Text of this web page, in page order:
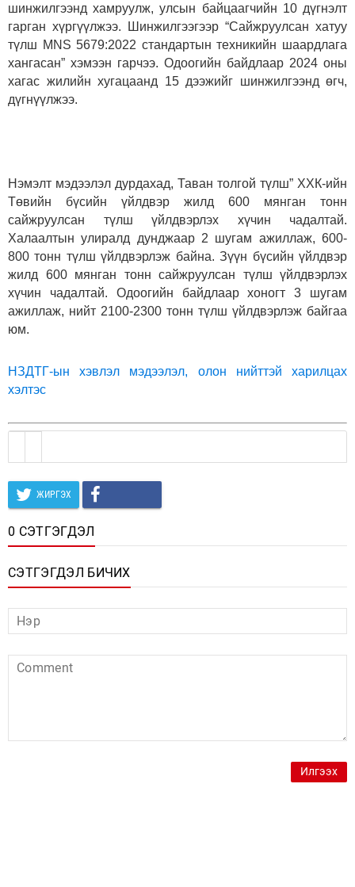
шинжилгээнд хамруулж, улсын байцаагчийн 10 дүгнэлт
гарган хүргүүлжээ. Шинжилгээгээр “Сайжруулсан хатуу
түлш MNS 5679:2022 стандартын техникийн шаардлага
хангасан” хэмээн гарчээ. Одоогийн байдлаар 2024 оны
хагас жилийн хугацаанд 15 дээжийг шинжилгээнд өгч,
дүгнүүлжээ.
Нэмэлт мэдээлэл дурдахад, Таван толгой түлш” ХХК-ийн
Төвийн бүсийн үйлдвэр жилд 600 мянган тонн
сайжруулсан түлш үйлдвэрлэх хүчин чадалтай.
Халаалтын улиралд дунджаар 2 шугам ажиллаж, 600-
800 тонн түлш үйлдвэрлэж байна. Зүүн бүсийн үйлдвэр
жилд 600 мянган тонн сайжруулсан түлш үйлдвэрлэх
хүчин чадалтай. Одоогийн байдлаар хоногт 3 шугам
ажиллаж, нийт 2100-2300 тонн түлш үйлдвэрлэж байгаа
юм.
НЗДТГ-ын хэвлэл мэдээлэл, олон нийттэй харилцах
хэлтэс
ЖИРГЭХ
0 СЭТГЭГДЭЛ
СЭТГЭГДЭЛ БИЧИХ
Илгээх